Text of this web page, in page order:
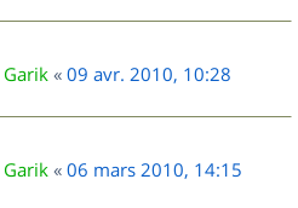
Garik « 09 avr. 2010, 10:28
Garik « 06 mars 2010, 14:15